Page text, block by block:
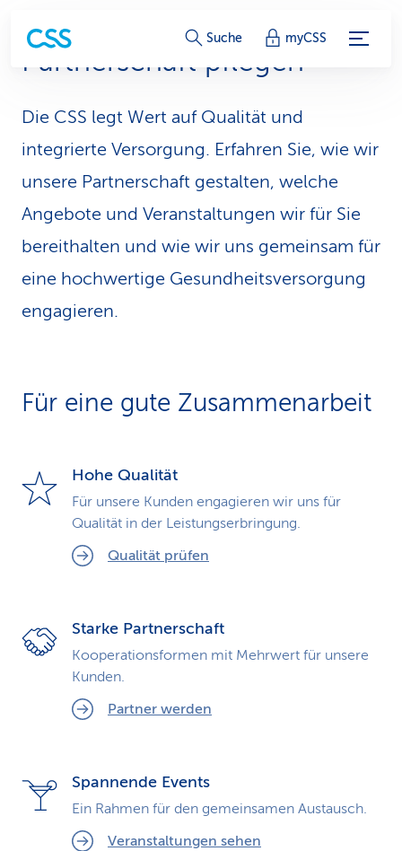
S
e
r
v
i
c
e
-
n
Suche myCSS
Partnerschaft pflegen
Die CSS legt Wert auf Qualität und
integrierte Versorgung. Erfahren Sie, wie wir
unsere Partnerschaft gestalten, welche
Angebote und Veranstaltungen wir für Sie
bereithalten und wie wir uns gemeinsam für
eine hochwertige Gesundheitsversorgung
engagieren.
Für eine gute Zusammenarbeit
Hohe Qualität
Für unsere Kunden engagieren wir uns für
Qualität in der Leistungserbringung.
Qualität prüfen
Starke Partnerschaft
Kooperationsformen mit Mehrwert für unsere
Kunden.
Partner werden
Spannende Events
Ein Rahmen für den gemeinsamen Austausch.
Veranstaltungen sehen